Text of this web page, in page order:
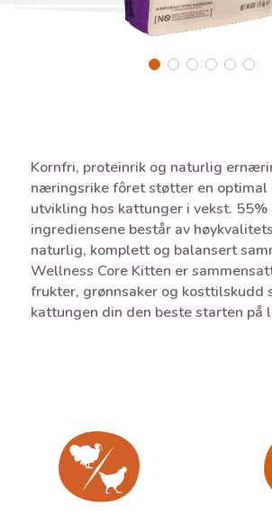
Kornfri, proteinrik og naturlig
næringsrike fôret støtter en optimal
utvikling hos kattunger i vekst. 55%
ingrediensene består av
naturlig, komplett og balansert
Wellness Core Kitten er
frukter, grønnsaker og kosttilskudd
kattungen din den beste starten på